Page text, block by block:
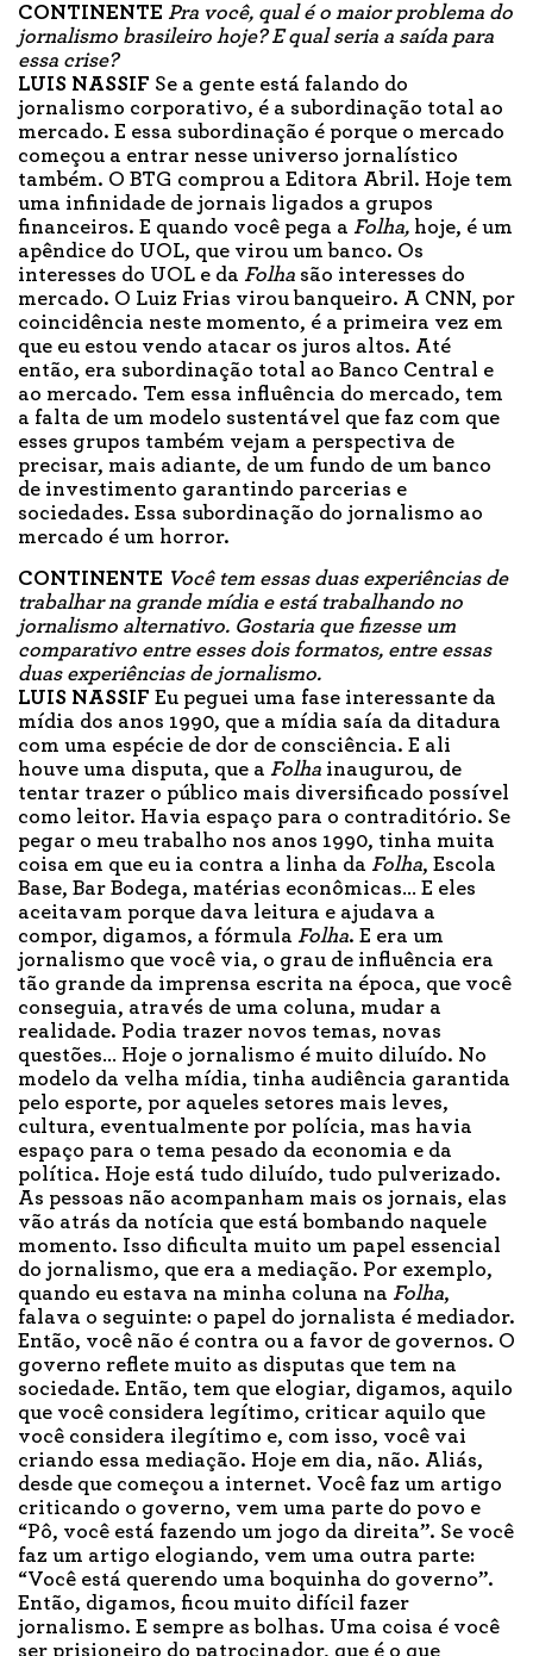
CONTINENTE Pra você, qual é o maior problema do
jornalismo brasileiro hoje? E qual seria a saída para
essa crise?
LUIS NASSIF Se a gente está falando do
jornalismo corporativo, é a subordinação total ao
mercado. E essa subordinação é porque o mercado
começou a entrar nesse universo jornalístico
também. O BTG comprou a Editora Abril. Hoje tem
uma infinidade de jornais ligados a grupos
financeiros. E quando você pega a Folha, hoje, é um
apêndice do UOL, que virou um banco. Os
interesses do UOL e da Folha são interesses do
mercado. O Luiz Frias virou banqueiro. A CNN, por
coincidência neste momento, é a primeira vez em
que eu estou vendo atacar os juros altos. Até
então, era subordinação total ao Banco Central e
ao mercado. Tem essa influência do mercado, tem
a falta de um modelo sustentável que faz com que
esses grupos também vejam a perspectiva de
precisar, mais adiante, de um fundo de um banco
de investimento garantindo parcerias e
sociedades. Essa subordinação do jornalismo ao
mercado é um horror.
CONTINENTE Você tem essas duas experiências de
trabalhar na grande mídia e está trabalhando no
jornalismo alternativo. Gostaria que fizesse um
comparativo entre esses dois formatos, entre essas
duas experiências de jornalismo.
LUIS NASSIF Eu peguei uma fase interessante da
mídia dos anos 1990, que a mídia saía da ditadura
com uma espécie de dor de consciência. E ali
houve uma disputa, que a Folha inaugurou, de
tentar trazer o público mais diversificado possível
como leitor. Havia espaço para o contraditório. Se
pegar o meu trabalho nos anos 1990, tinha muita
coisa em que eu ia contra a linha da Folha, Escola
Base, Bar Bodega, matérias econômicas… E eles
aceitavam porque dava leitura e ajudava a
compor, digamos, a fórmula Folha. E era um
jornalismo que você via, o grau de influência era
tão grande da imprensa escrita na época, que você
conseguia, através de uma coluna, mudar a
realidade. Podia trazer novos temas, novas
questões… Hoje o jornalismo é muito diluído. No
modelo da velha mídia, tinha audiência garantida
pelo esporte, por aqueles setores mais leves,
cultura, eventualmente por polícia, mas havia
espaço para o tema pesado da economia e da
política. Hoje está tudo diluído, tudo pulverizado.
As pessoas não acompanham mais os jornais, elas
vão atrás da notícia que está bombando naquele
momento. Isso dificulta muito um papel essencial
do jornalismo, que era a mediação. Por exemplo,
quando eu estava na minha coluna na Folha,
falava o seguinte: o papel do jornalista é mediador.
Então, você não é contra ou a favor de governos. O
governo reflete muito as disputas que tem na
sociedade. Então, tem que elogiar, digamos, aquilo
que você considera legítimo, criticar aquilo que
você considera ilegítimo e, com isso, você vai
criando essa mediação. Hoje em dia, não. Aliás,
desde que começou a internet. Você faz um artigo
criticando o governo, vem uma parte do povo e
“Pô, você está fazendo um jogo da direita”. Se você
faz um artigo elogiando, vem uma outra parte:
“Você está querendo uma boquinha do governo”.
Então, digamos, ficou muito difícil fazer
jornalismo. E sempre as bolhas. Uma coisa é você
ser prisioneiro do patrocinador, que é o que